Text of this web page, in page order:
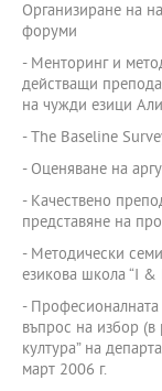
Организиране на
форуми
- Менторинг и
действащи
на чужди езици
- The Baseline
- Оценяване на
- Качествено
представяне на
- Методически
езикова школа “I
- Професионалната
въпрос на избор (в
култура” на
март 2006 г.